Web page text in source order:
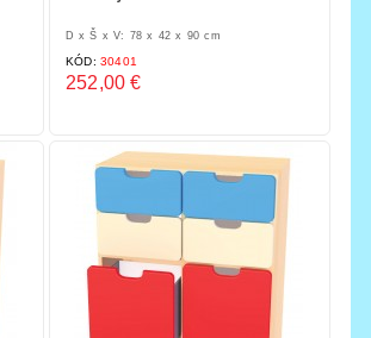
D x Š x V: 78 x 42 x 90 cm
KÓD: 30401
252,00 €